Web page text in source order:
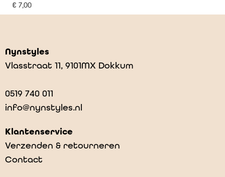
€ 7,00
Nynstyles
Vlasstraat 11, 9101MX Dokkum
0519 740 011
info@nynstyles.nl
Klantenservice
Verzenden & retourneren
Contact